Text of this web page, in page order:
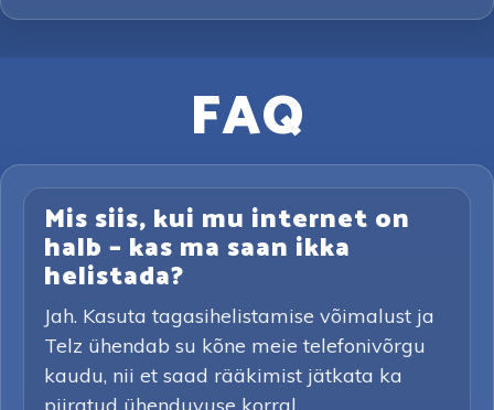
FAQ
Mis siis, kui mu internet on
halb – kas ma saan ikka
helistada?
Jah. Kasuta tagasihelistamise võimalust ja
Telz ühendab su kõne meie telefonivõrgu
kaudu, nii et saad rääkimist jätkata ka